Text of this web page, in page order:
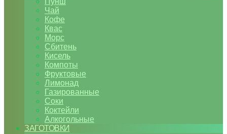
Чай
Кофе
Квас
Морс
Сбитень
Кисель
Компоты
Фруктовые
Лимонад
Газированные
Соки
Коктейли
Алкогольные
ЗАГОТОВКИ